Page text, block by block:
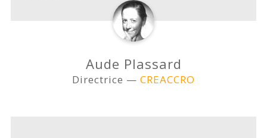
Aude Plassard
Directrice — CREACCRO